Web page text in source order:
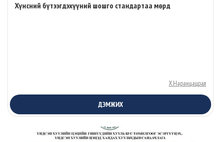
Хүнсний бүтээгдэхүүний шошго стандартаа мөрд
Х.Наранцацрал
ДЭМЖИХ